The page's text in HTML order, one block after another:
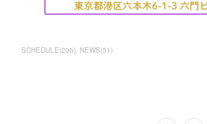
SCHEDULE(206) NEWS(51)